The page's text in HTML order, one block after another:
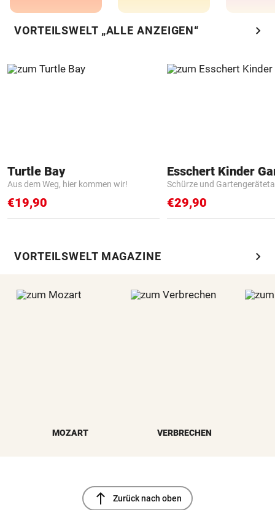
VORTEILSWELT „ALLE ANZEIGEN“ chevron_right
Turtle Bay
Aus dem Weg, hier kommen wir!
€19,90
Schürze und
€29,90
VORTEILSWELT MAGAZINE chevron_right
MOZART VERBRECHEN
north Zurück nach oben